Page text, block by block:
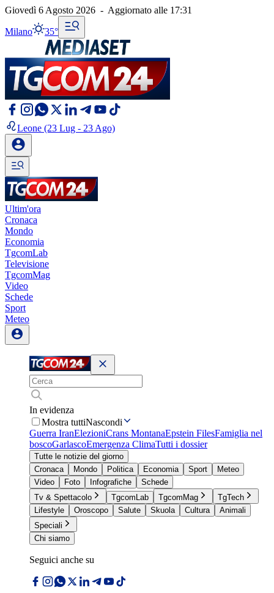
Giovedì 6 Agosto 2026 - Aggiornato alle 17:31
Milano 35°
Leone (23 Lug - 23 Ago)
Ultim'ora
Cronaca
Mondo
Economia
TgcomLab
Televisione
TgcomMag
Video
Schede
Sport
Meteo
In evidenza
Mostra tuttiNascondi
Guerra IranElezioniCrans MontanaEpstein FilesFamiglia nel
boscoGarlascoEmergenza ClimaTutti i dossier
Tutte le notizie del giorno
Cronaca
Mondo Politica Economia Sport
Meteo
Video
Foto Infografiche
Schede
Tv & Spettacolo
TgcomLab TgcomMag
TgTech
Lifestyle
Oroscopo Salute Skuola Cultura
Animali
Speciali
Chi siamo
Seguici anche su